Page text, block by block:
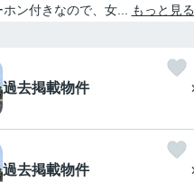
ン付きなので、女...
もっと見る
過去掲載物件
過去掲載物件